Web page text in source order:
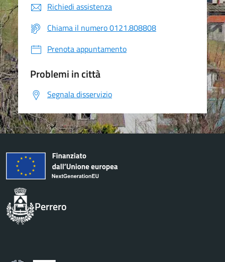
Richiedi assistenza
Chiama il numero 0121.808808
Prenota appuntamento
Problemi in città
Segnala disservizio
Perrero